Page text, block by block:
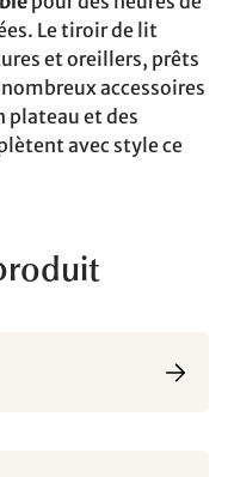
Le tiroir de lit
et oreillers, prêts
accessoires
plateau et des
avec style ce